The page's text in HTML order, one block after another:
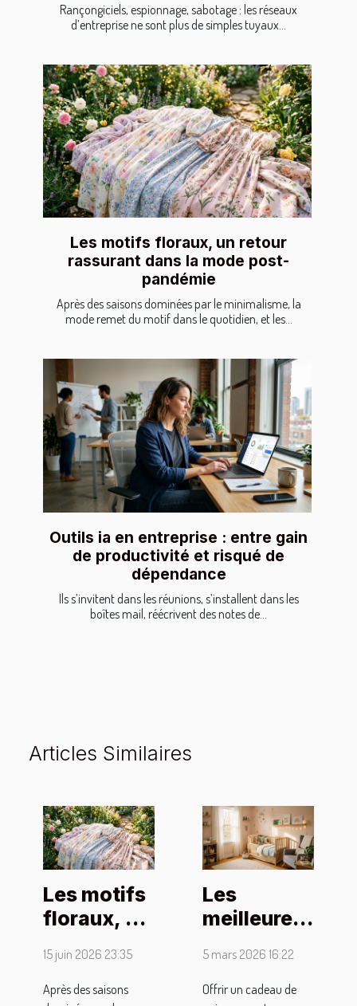
Rançongiciels, espionnage, sabotage : les réseaux
d’entreprise ne sont plus de simples tuyaux...
Les motifs floraux, un retour
rassurant dans la mode post-
pandémie
Après des saisons dominées par le minimalisme, la
mode remet du motif dans le quotidien, et les...
Outils ia en entreprise : entre gain
de productivité et risqué de
dépendance
Ils s’invitent dans les réunions, s’installent dans les
boîtes mail, réécrivent des notes de...
Articles Similaires
Les motifs
floraux, un
rassurant
dans la
15 juin 2026 23:35
Après des saisons
Les
meilleures
cadeaux
pour une
5 mars 2026 16:22
Offrir un cadeau de